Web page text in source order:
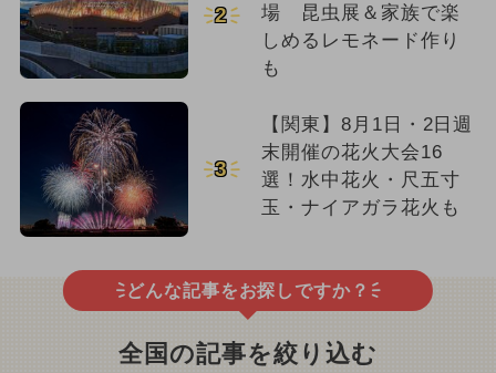
2
場 昆虫展＆家族で楽
しめるレモネード作り
も
3
【関東】8月1日・2日週
末開催の花火大会16
選！水中花火・尺五寸
玉・ナイアガラ花火も
どんな記事をお探しですか？
全国の記事を絞り込む